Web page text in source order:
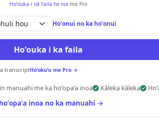
Hoʻouka i nā faila he nui me Pro
hou Hoʻonui no ka hoʻonui
Hoʻouka i ka faila
transcriptHoʻokuʻu me Pro →
manuahi me ka hoʻopaʻa inoa Kāleka kāleka
inoa no ka manuahi →